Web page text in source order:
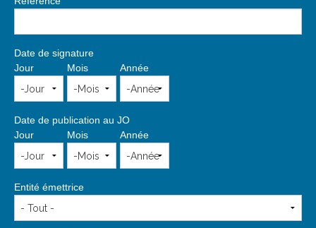
Date de signature
Jour
Mois Année
Date de publication au JO
Jour
Mois Année
Entité émettrice